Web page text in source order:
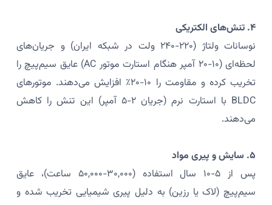
۴. تنش‌های الکتریکی
نوسانات ولتاژ (۲۲۰-۲۴۰ ولت در شبکه ایران) و جریان‌های
لحظه‌ای (۱۰-۲۰ آمپر هنگام استارت موتور AC) عایق سیم‌پیچ را
تخریب کرده و مقاومت را ۱۰-۲۰٪ افزایش می‌دهند. موتورهای
BLDC با استارت نرم (جریان ۲-۵ آمپر) این تنش را کاهش
می‌دهند.
۵. سایش و پیری مواد
پس از ۵-۱۰ سال استفاده (۳۰,۰۰۰-۵۰,۰۰۰ ساعت)، عایق
سیم‌پیچ (لاک یا رزین) به دلیل پیری شیمیایی تخریب شده و